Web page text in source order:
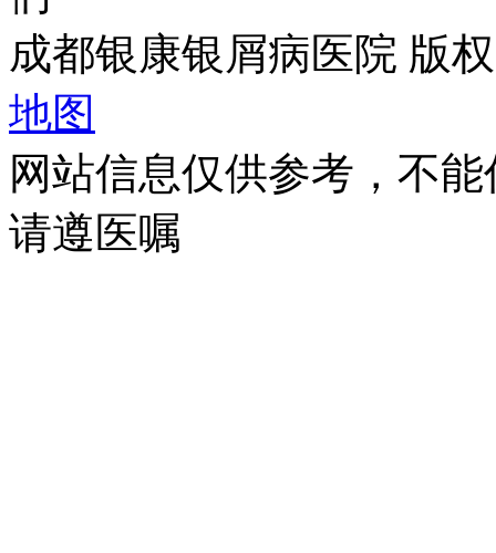
成都银康银屑病医院 版
地图
网站信息仅供参考，不
请遵医嘱